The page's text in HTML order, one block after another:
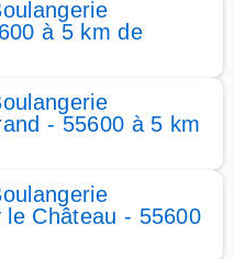
à 5 km de
- 55600 à 5 km
le Château - 55600